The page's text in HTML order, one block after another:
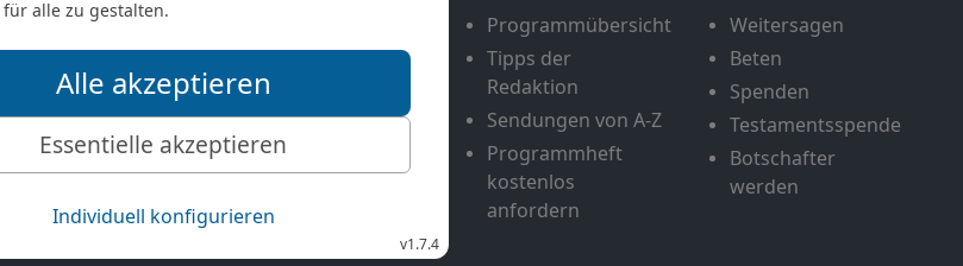
Mehr entdecken
Exklusiv
Genres
Alle Sendungen
Letzte Chance
Bibel TV Impuls
EchtJetzt
MeinGottesdienst
Programmübersicht
Tipps der
Redaktion
Sendungen von A-Z
Programmheft
kostenlos
anfordern
Weitersagen
Beten
Spenden
Testamentsspende
Botschafter
werden